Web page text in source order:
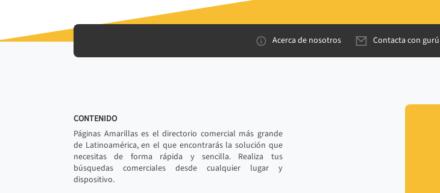
Acerca de nosotros Contacta con gurú
CONTENIDO
Páginas Amarillas es el directorio comercial más grande
de Latinoamérica, en el que encontrarás la solución que
necesitas de forma rápida y sencilla. Realiza tus
búsquedas comerciales desde cualquier lugar y
dispositivo.